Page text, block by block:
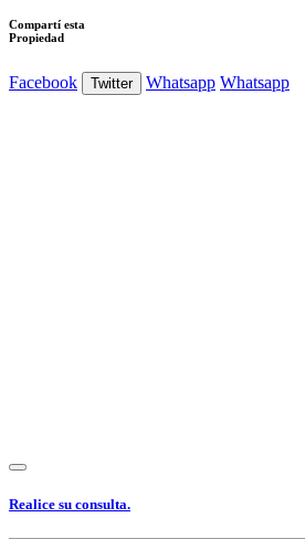
Compartí esta
Propiedad
Facebook Twitter Whatsapp Whatsapp
Realice su consulta.